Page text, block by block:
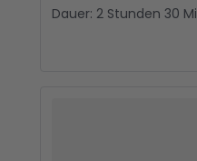
Dauer: 2 Stunden 30